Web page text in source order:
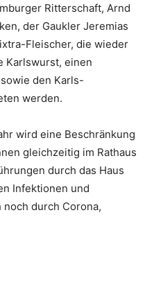
Ritterschaft, Arnd
der Gaukler Jeremias
Fleischer, die wieder
Karlswurst, einen
den Karls-
werden.
wird eine Beschränkung
gleichzeitig im Rathaus
durch das Haus
Infektionen und
noch durch Corona,